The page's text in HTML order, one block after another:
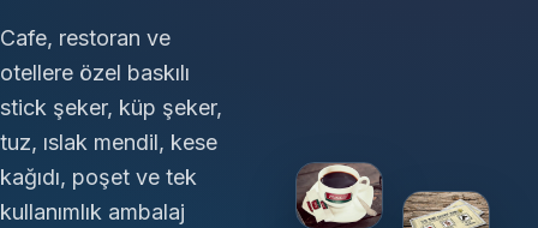
Cafe, restoran ve
otellere özel baskılı
stick şeker, küp şeker,
tuz, ıslak mendil, kese
kağıdı, poşet ve tek
kullanımlık ambalaj